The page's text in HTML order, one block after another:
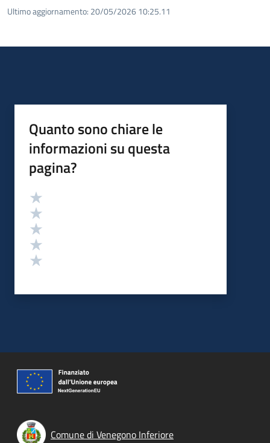
Ultimo aggiornamento: 20/05/2026 10:25.11
Quanto sono chiare le
informazioni su questa
pagina?
Valutazione
Comune di Venegono Inferiore